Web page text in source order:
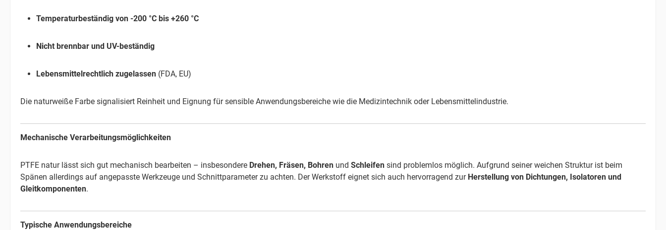
Temperaturbeständig von -200 °C bis +260 °C
Nicht brennbar und UV-beständig
Lebensmittelrechtlich zugelassen (FDA, EU)
Die naturweiße Farbe signalisiert Reinheit und Eignung für sensible Anwendungsbereiche wie die Medizintechnik oder Lebensmittelindustrie.
Mechanische Verarbeitungsmöglichkeiten
PTFE natur lässt sich gut mechanisch bearbeiten – insbesondere Drehen, Fräsen, Bohren und Schleifen sind problemlos möglich. Aufgrund seiner weichen Struktur ist beim
Spänen allerdings auf angepasste Werkzeuge und Schnittparameter zu achten. Der Werkstoff eignet sich auch hervorragend zur Herstellung von Dichtungen, Isolatoren und
Gleitkomponenten.
Typische Anwendungsbereiche